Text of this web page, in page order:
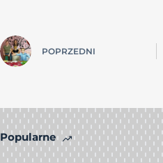
POPRZEDNI
Popularne